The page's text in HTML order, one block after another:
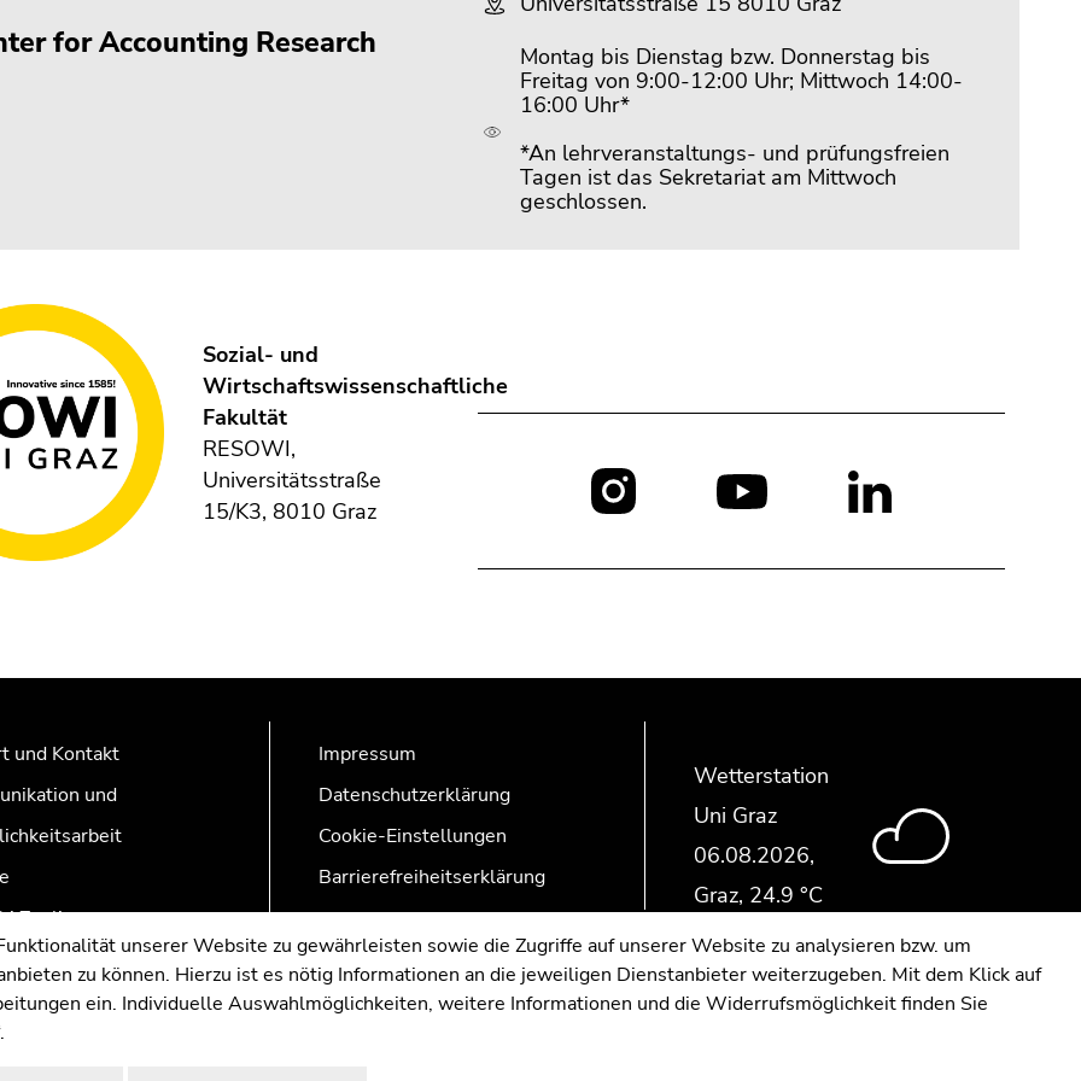
for Accounting Research
Montag bis Dienstag bzw. Donnerstag bis
Freitag von 9:00-12:00 Uhr; Mittwoch 14:00-
16:00 Uhr*
*An lehrveranstaltungs- und prüfungsfreien
Tagen ist das Sekretariat am Mittwoch
geschlossen.
Sozial- und
Wirtschaftswissenschaftliche
Fakultät
RESOWI,
Universitätsstraße
15/K3, 8010 Graz
Social
und Kontakt
und
Impressum
Datenschutzerklärung
Cookie-Einstellungen
Barrierefreiheitserklärung
Wetterstation
Uni Graz
unserer Website zu gewährleisten sowie die Zugriffe auf unserer Website zu analysieren bzw. um
zu können. Hierzu ist es nötig Informationen an die jeweiligen Dienstanbieter weiterzugeben. Mit dem Klick auf
ein. Individuelle Auswahlmöglichkeiten, weitere Informationen und die Widerrufsmöglichkeit finden Sie